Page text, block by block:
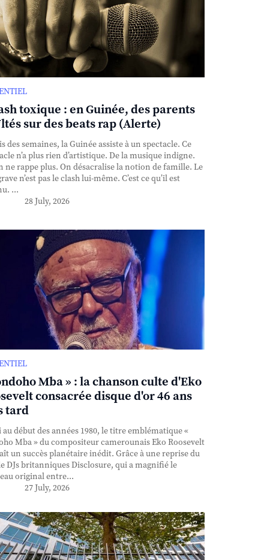
toxique : en Guinée, des parents
sur des beats rap (Alerte)
des semaines, la Guinée assiste à un spectacle. Ce
n’a plus rien d’artistique. De la musique indigne.
ne rappe plus. On désacralise la notion de famille. Le
n’est pas le clash lui-même. C’est ce qu’il est
...
28 July, 2026
Mba » : la chanson culte d'Eko
consacrée disque d'or 46 ans
tard
au début des années 1980, le titre emblématique «
Mba » du compositeur camerounais Eko Roosevelt
un succès planétaire inédit. Grâce à une reprise du
DJs britanniques Disclosure, qui a magnifié le
original entre...
27 July, 2026